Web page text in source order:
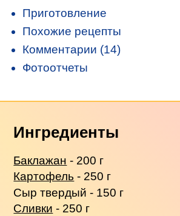
Приготовление
Похожие рецепты
Комментарии (14)
Фотоотчеты
Ингредиенты
Баклажан - 200 г
Картофель - 250 г
Сыр твердый - 150 г
Сливки - 250 г